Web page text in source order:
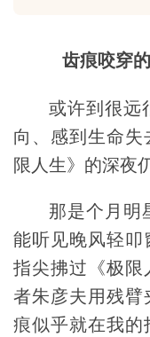
齿痕咬穿
或许到很远
向、感到生命失
限人生》的深夜
那是个月明
能听见晚风轻叩
指尖拂过《极限
者朱彦夫用残臂
痕似乎就在我的